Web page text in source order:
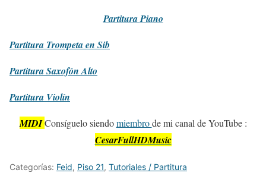
PartituraPiano
Partitura Trompeta en Sib
PartituraSaxofón Alto
Partitura Violín
MIDI Consíguelo siendomiembrode mi canal de YouTube :
CesarFullHDMusic
Categorías: Feid, Piso 21, Tutoriales / Partitura